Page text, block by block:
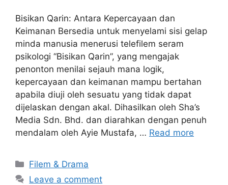
Bisikan Qarin: Antara Kepercayaan dan
Keimanan Bersedia untuk menyelami sisi gelap
minda manusia menerusi telefilem seram
psikologi “Bisikan Qarin”, yang mengajak
penonton menilai sejauh mana logik,
kepercayaan dan keimanan mampu bertahan
apabila diuji oleh sesuatu yang tidak dapat
dijelaskan dengan akal. Dihasilkan oleh Sha’s
Media Sdn. Bhd. dan diarahkan dengan penuh
mendalam oleh Ayie Mustafa, … Read more
Categories
Filem & Drama
Leave a comment